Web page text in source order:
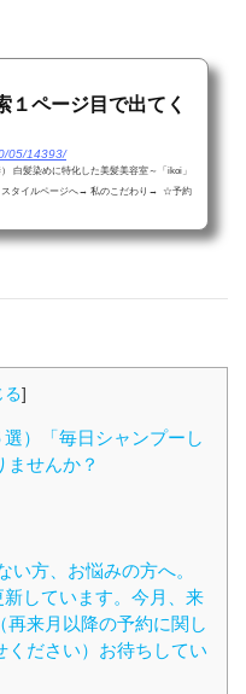
１ページ目で出てく
05/14393/
白髪染めに特化した美髪美容室～「ikoi」
スタイルページへ→ 私のこだわり→ ☆予約
る]
）「毎日シャンプーし
せんか？
い方、お悩みの方へ。
しています。今月、来
再来月以降の予約に関し
ださい）お待ちしてい